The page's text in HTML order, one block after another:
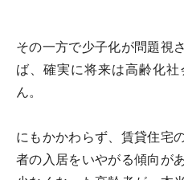
その一方で少子化が問題視
ば、確実に将来は高齢化
ん。
にもかかわらず、賃貸住宅
者の入居をいやがる傾向が